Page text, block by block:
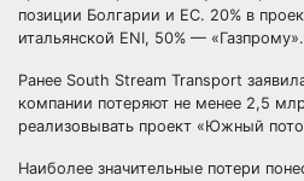
позиции Болгарии и ЕС. 20% в
итальянской ENI, 50% — «Газпрому».
Ранее South Stream Transport
компании потеряют не менее 2,5
реализовывать проект «Южный
Наиболее значительные потери